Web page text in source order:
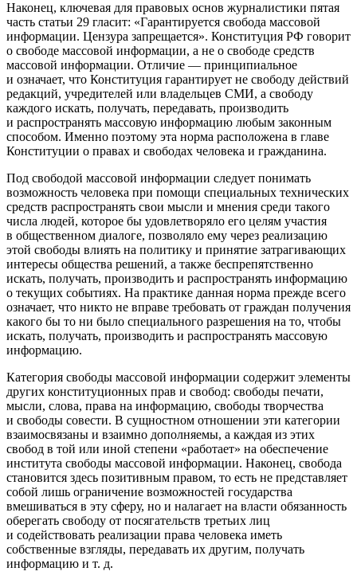
Наконец, ключевая для правовых основ журналистики пятая
часть статьи 29 гласит: «Гарантируется свобода массовой
информации. Цензура запрещается». Конституция РФ говорит
о свободе массовой информации, а не о свободе средств
массовой информации. Отличие — принципиальное
и означает, что Конституция гарантирует не свободу действий
редакций, учредителей или владельцев СМИ, а свободу
каждого искать, получать, передавать, производить
и распространять массовую информацию любым законным
способом. Именно поэтому эта норма расположена в главе
Конституции о правах и свободах человека и гражданина.
Под свободой массовой информации следует понимать
возможность человека при помощи специальных технических
средств распространять свои мысли и мнения среди такого
числа людей, которое бы удовлетворяло его целям участия
в общественном диалоге, позволяло ему через реализацию
этой свободы влиять на политику и принятие затрагивающих
интересы общества решений, а также беспрепятственно
искать, получать, производить и распространять информацию
о текущих событиях. На практике данная норма прежде всего
означает, что никто не вправе требовать от граждан получения
какого бы то ни было специального разрешения на то, чтобы
искать, получать, производить и распространять массовую
информацию.
Категория свободы массовой информации содержит элементы
других конституционных прав и свобод: свободы печати,
мысли, слова, права на информацию, свободы творчества
и свободы совести. В сущностном отношении эти категории
взаимосвязаны и взаимно дополняемы, а каждая из этих
свобод в той или иной степени «работает» на обеспечение
института свободы массовой информации. Наконец, свобода
становится здесь позитивным правом, то есть не представляет
собой лишь ограничение возможностей государства
вмешиваться в эту сферу, но и налагает на власти обязанность
оберегать свободу от посягательств третьих лиц
и содействовать реализации права человека иметь
собственные взгляды, передавать их другим, получать
информацию и т. д.